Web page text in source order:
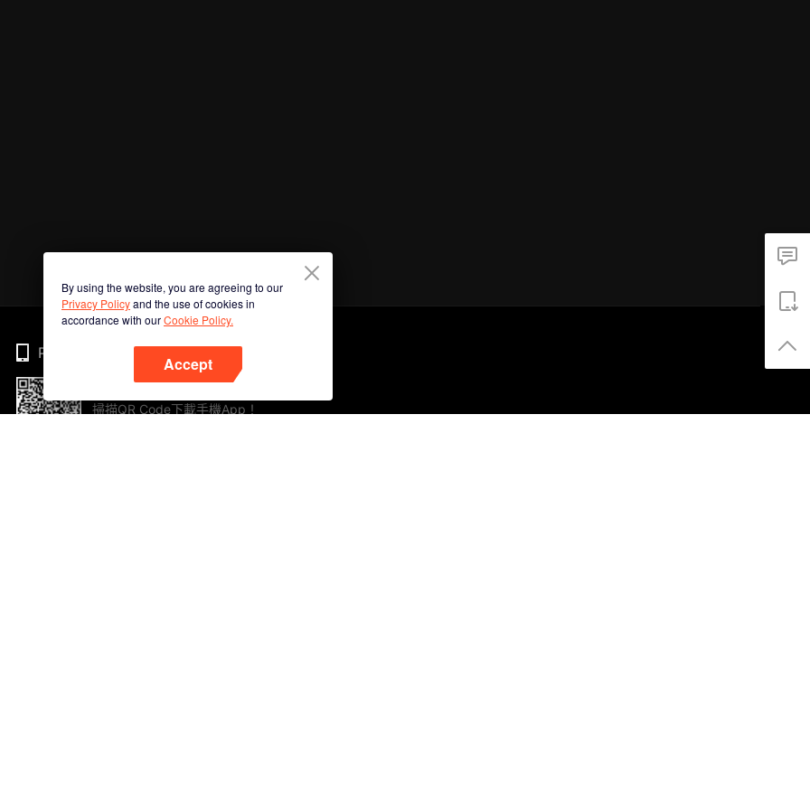
By using the website, you are agreeing to our
Privacy Policyand the use of cookies in
accordance with ourCookie Policy.
Accept
Phone
掃描QR Code下載手機App！